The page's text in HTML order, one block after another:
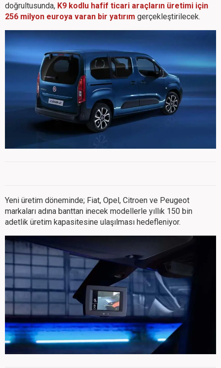
doğrultusunda, K9 kodlu hafif ticari araçların üretimi için
256 milyon euroya varan bir yatırım gerçekleştirilecek.
Yeni üretim döneminde; Fiat, Opel, Citroen ve Peugeot
markaları adına banttan inecek modellerle yıllık 150 bin
adetlik üretim kapasitesine ulaşılması hedefleniyor.